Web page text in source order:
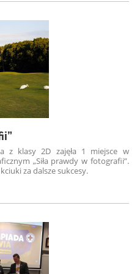
z klasy 2D zajęła 1 miejsce w
„Siła prawdy w fotografii”.
za dalsze sukcesy.